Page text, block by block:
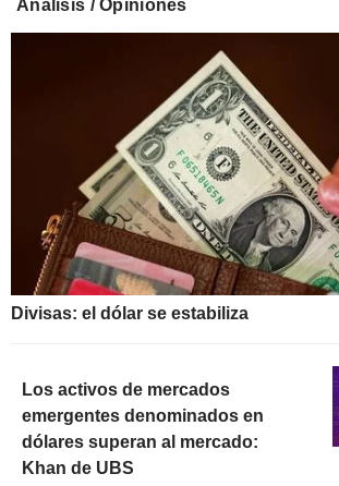
Análisis / Opiniones
Divisas: el dólar se estabiliza
Los activos de mercados
emergentes denominados en
dólares superan al mercado:
Khan de UBS